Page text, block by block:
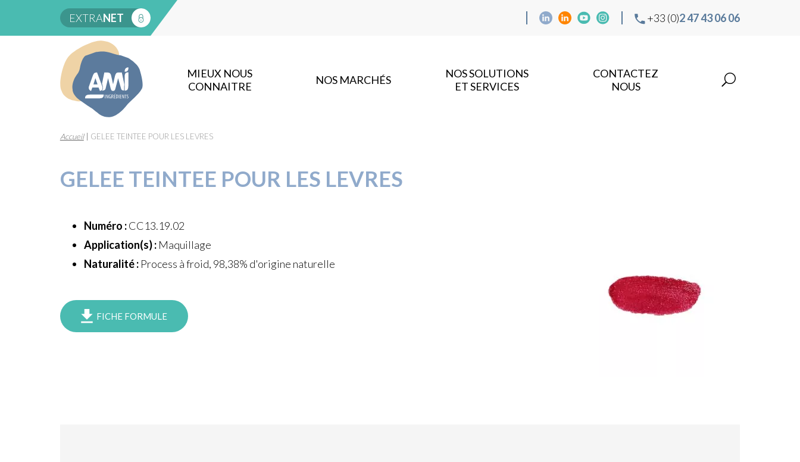
EXTRANET +33 (0)2 47 43 06 06
MIEUX NOUS
CONNAITRE
NOS MARCHÉS
NOS SOLUTIONS
ET SERVICES
CONTACTEZ
NOUS
Accueil| GELEE TEINTEE POUR LES LEVRES
GELEE TEINTEE POUR LES LEVRES
Numéro :CC13.19.02
Application(s) :Maquillage
Naturalité :Process à froid, 98,38% d'origine naturelle
FICHE FORMULE